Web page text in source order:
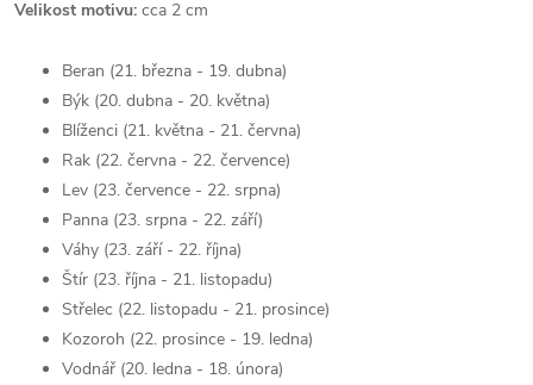
Velikost motivu: cca 2 cm
Beran (21. března - 19. dubna)
Býk (20. dubna - 20. května)
Blíženci (21. května - 21. června)
Rak (22. června - 22. července)
Lev (23. července - 22. srpna)
Panna (23. srpna - 22. září)
Váhy (23. září - 22. října)
Štír (23. října - 21. listopadu)
Střelec (22. listopadu - 21. prosince)
Kozoroh (22. prosince - 19. ledna)
Vodnář (20. ledna - 18. února)